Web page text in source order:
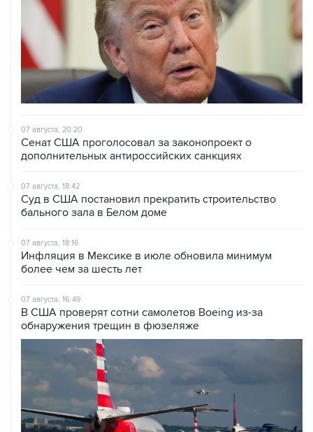
07 августа, 20:20
Сенат США проголосовал за законопроект о
дополнительных антироссийских санкциях
07 августа, 18:42
Суд в США постановил прекратить строительство
бального зала в Белом доме
07 августа, 18:16
Инфляция в Мексике в июле обновила минимум
более чем за шесть лет
07 августа, 16:49
В США проверят сотни самолетов Boeing из-за
обнаружения трещин в фюзеляже